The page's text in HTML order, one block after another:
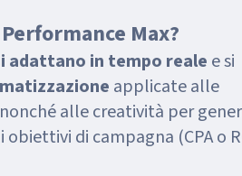
Max?
adattano in tempo reale e si
applicate alle
alle creatività per
di campagna (CPA o